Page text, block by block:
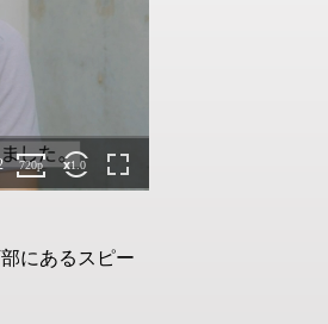
にあるスピー